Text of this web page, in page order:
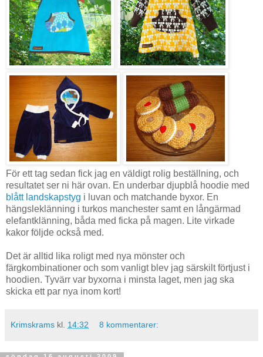
För ett tag sedan fick jag en väldigt rolig beställning, och
resultatet ser ni här ovan. En underbar djupblå hoodie med
blått landskapstyg i luvan och matchande byxor. En
hängsleklänning i turkos manchester samt en långärmad
elefantklänning, båda med ficka på magen. Lite virkade
kakor följde också med.
Det är alltid lika roligt med nya mönster och
färgkombinationer och som vanligt blev jag särskilt förtjust i
hoodien. Tyvärr var byxorna i minsta laget, men jag ska
skicka ett par nya inom kort!
Krimskrams kl. 14:32 8 kommentarer: